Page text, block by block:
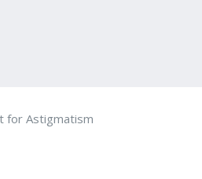
for Astigmatism